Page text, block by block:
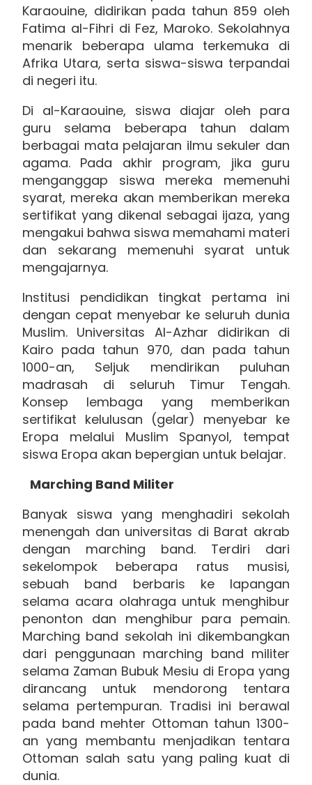
Karaouine, didirikan pada tahun 859 oleh
Fatima al-Fihri di Fez, Maroko. Sekolahnya
menarik beberapa ulama terkemuka di
Afrika Utara, serta siswa-siswa terpandai
di negeri itu.
Di al-Karaouine, siswa diajar oleh para
guru selama beberapa tahun dalam
berbagai mata pelajaran ilmu sekuler dan
agama. Pada akhir program, jika guru
menganggap siswa mereka memenuhi
syarat, mereka akan memberikan mereka
sertifikat yang dikenal sebagai ijaza, yang
mengakui bahwa siswa memahami materi
dan sekarang memenuhi syarat untuk
mengajarnya.
Institusi pendidikan tingkat pertama ini
dengan cepat menyebar ke seluruh dunia
Muslim. Universitas Al-Azhar didirikan di
Kairo pada tahun 970, dan pada tahun
1000-an, Seljuk mendirikan puluhan
madrasah di seluruh Timur Tengah.
Konsep lembaga yang memberikan
sertifikat kelulusan (gelar) menyebar ke
Eropa melalui Muslim Spanyol, tempat
siswa Eropa akan bepergian untuk belajar.
Marching Band Militer
Banyak siswa yang menghadiri sekolah
menengah dan universitas di Barat akrab
dengan marching band. Terdiri dari
sekelompok beberapa ratus musisi,
sebuah band berbaris ke lapangan
selama acara olahraga untuk menghibur
penonton dan menghibur para pemain.
Marching band sekolah ini dikembangkan
dari penggunaan marching band militer
selama Zaman Bubuk Mesiu di Eropa yang
dirancang untuk mendorong tentara
selama pertempuran. Tradisi ini berawal
pada band mehter Ottoman tahun 1300-
an yang membantu menjadikan tentara
Ottoman salah satu yang paling kuat di
dunia.